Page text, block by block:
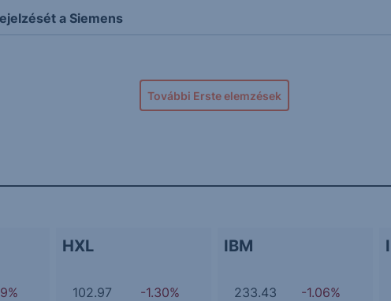
a Siemens
További Erste elemzések
HXL
102.97 -1.30%
IBM
233.43 -1.06%